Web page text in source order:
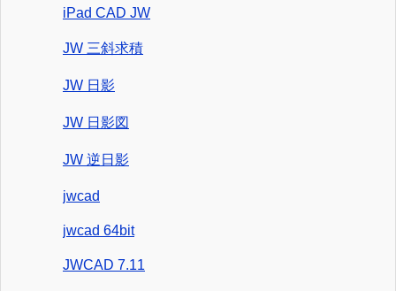
iPad CAD JW
JW 三斜求積
JW 日影
JW 日影図
JW 逆日影
jwcad
jwcad 64bit
JWCAD 7.11